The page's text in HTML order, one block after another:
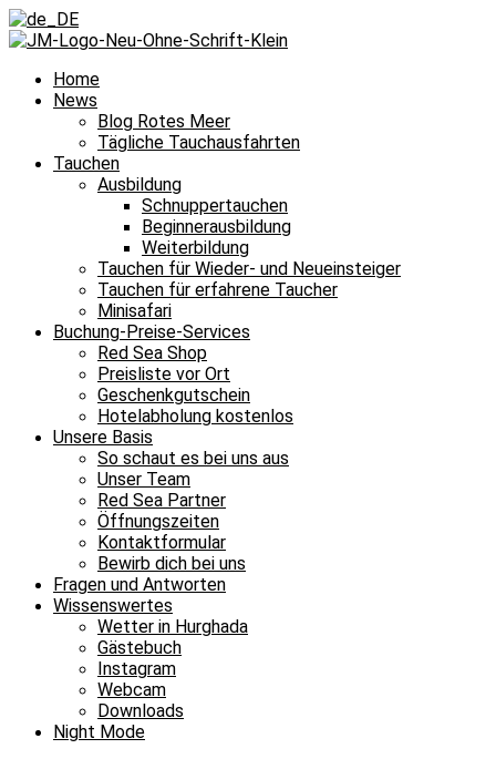
Home
News
Blog Rotes Meer
Tägliche Tauchausfahrten
Tauchen
Ausbildung
Schnuppertauchen
Beginnerausbildung
Weiterbildung
Tauchen für Wieder- und Neueinsteiger
Tauchen für erfahrene Taucher
Minisafari
Buchung-Preise-Services
Red Sea Shop
Preisliste vor Ort
Geschenkgutschein
Hotelabholung kostenlos
Unsere Basis
So schaut es bei uns aus
Unser Team
Red Sea Partner
Öffnungszeiten
Kontaktformular
Bewirb dich bei uns
Fragen und Antworten
Wissenswertes
Wetter in Hurghada
Gästebuch
Instagram
Webcam
Downloads
Night Mode